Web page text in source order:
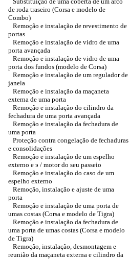
de roda traseiro (Corsa e modelo de
Combo)
Remoção e instalação de revestimento de
portas
Remoção e instalação de vidro de uma
porta avançada
Remoção e instalação de vidro de uma
porta dos fundos (modelo de Corsa)
Remoção e instalação de um regulador de
janela
Remoção e instalação da maçaneta
externa de uma porta
Remoção e instalação do cilindro da
fechadura de uma porta avançada
Remoção e instalação da fechadura de
uma porta
Proteção contra congelação de fechaduras
e consolidações
Remoção e instalação de um espelho
externo e э / motor do seu passeio
Remoção e instalação do caso de um
espelho externo
Remoção, instalação e ajuste de uma
porta
Remoção e instalação de uma porta de
umas costas (Corsa e modelo de Tigra)
Remoção e instalação da fechadura de
uma porta de umas costas (Corsa e modelo
de Tigra)
Remoção, instalação, desmontagem e
reunião da maçaneta externa e cilindro da